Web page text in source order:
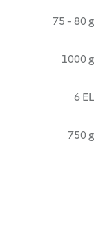
75 - 80 g
1000 g
6 EL
750 g